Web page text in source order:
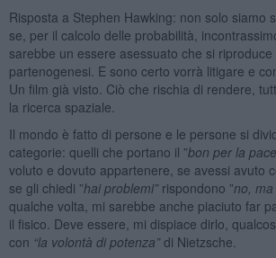
Risposta a Stephen Hawking: non solo siamo
se, per il calcolo delle probabilità,
sarebbe un essere asessuato che si
partenogenesi. E sono certo vorrà litigare e
Un film già visto. Ciò che rischia di rendere,
la ricerca spaziale.
Il mondo è fatto di persone e le persone si
categorie: quelli che portano il ”bon per la
voluto e dovuto appartenere, se avessi avuto
se gli chiedi ”hai problemi” rispondono ”no, ma
qualche volta, mi sarebbe anche piaciuto far
il fisico. Deve essere, mi dispiace dirlo,
con “la volontà di potenza”di Nietzsche.